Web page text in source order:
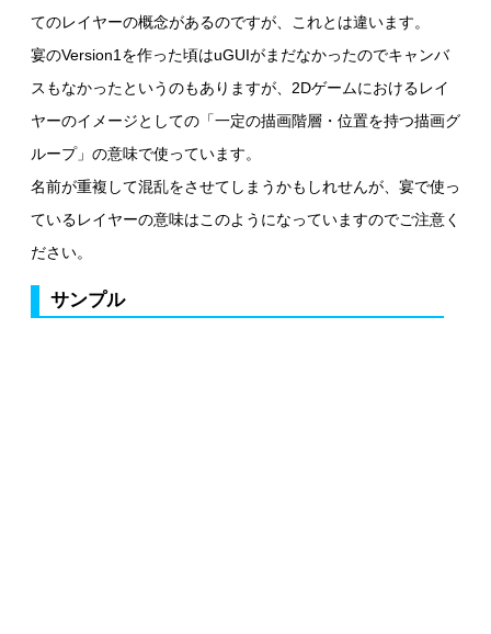
てのレイヤーの概念があるのですが、これとは違います。
宴のVersion1を作った頃はuGUIがまだなかったのでキャンバ
スもなかったというのもありますが、2Dゲームにおけるレイ
ヤーのイメージとしての「一定の描画階層・位置を持つ描画グ
ループ」の意味で使っています。
名前が重複して混乱をさせてしまうかもしれせんが、宴で使っ
ているレイヤーの意味はこのようになっていますのでご注意く
ださい。
サンプル